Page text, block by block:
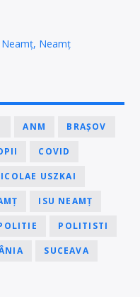
Neamț, Neamț
ANM BRAȘOV
COVID
USZKAI
ISU NEAMȚ
POLITISTI
SUCEAVA